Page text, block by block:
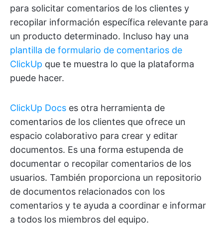
para solicitar comentarios de los clientes y
recopilar información específica relevante para
un producto determinado. Incluso hay una
plantilla de formulario de comentarios de
ClickUp que te muestra lo que la plataforma
puede hacer.
ClickUp Docs es otra herramienta de
comentarios de los clientes que ofrece un
espacio colaborativo para crear y editar
documentos. Es una forma estupenda de
documentar o recopilar comentarios de los
usuarios. También proporciona un repositorio
de documentos relacionados con los
comentarios y te ayuda a coordinar e informar
a todos los miembros del equipo.